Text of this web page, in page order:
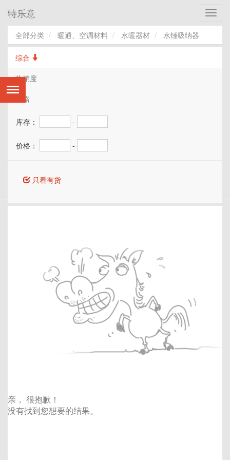
特乐意
全部分类 暖通、空调材料 水暖器材 水锤吸纳器
综合
热销度
价格
库存： -
价格： -
只看有货
亲， 很抱歉！
没有找到您想要的结果。